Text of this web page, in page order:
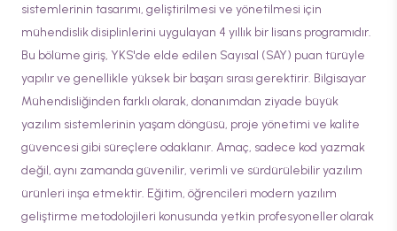
sistemlerinin tasarımı, geliştirilmesi ve yönetilmesi için
mühendislik disiplinlerini uygulayan 4 yıllık bir lisans programıdır.
Bu bölüme giriş, YKS'de elde edilen Sayısal (SAY) puan türüyle
yapılır ve genellikle yüksek bir başarı sırası gerektirir. Bilgisayar
Mühendisliğinden farklı olarak, donanımdan ziyade büyük
yazılım sistemlerinin yaşam döngüsü, proje yönetimi ve kalite
güvencesi gibi süreçlere odaklanır. Amaç, sadece kod yazmak
değil, aynı zamanda güvenilir, verimli ve sürdürülebilir yazılım
ürünleri inşa etmektir. Eğitim, öğrencileri modern yazılım
geliştirme metodolojileri konusunda yetkin profesyoneller olarak